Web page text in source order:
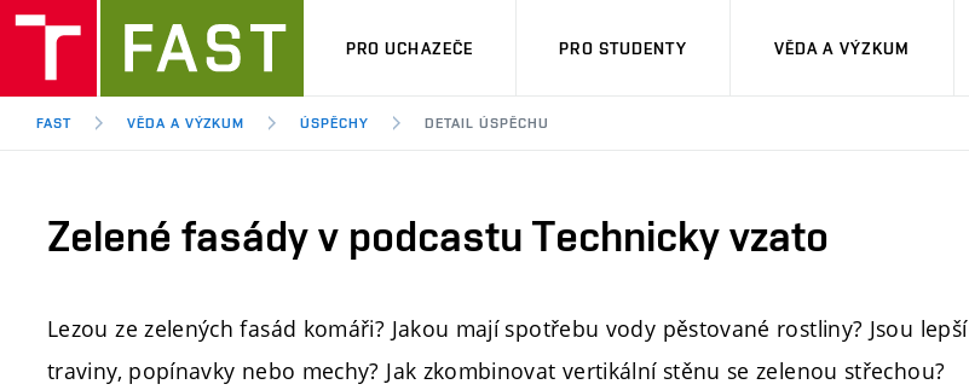
PRO UCHAZEČE PRO STUDENTY VĚDA A VÝZKUM
FAST VĚDA A VÝZKUM ÚSPĚCHY DETAIL ÚSPĚCHU
Zelené fasády v podcastu Technicky vzato
Lezou ze zelených fasád komáři? Jakou mají spotřebu vody pěstované rostliny? Jsou lepší
traviny, popínavky nebo mechy? Jak zkombinovat vertikální stěnu se zelenou střechou?